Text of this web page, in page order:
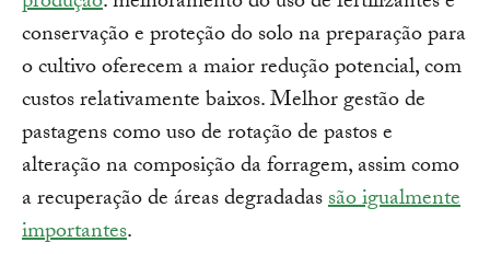
conservação e proteção do solo na preparação para
o cultivo oferecem a maior redução potencial, com
custos relativamente baixos. Melhor gestão de
pastagens como uso de rotação de pastos e
alteração na composição da forragem, assim como
a recuperação de áreas degradadassão igualmente
importantes.